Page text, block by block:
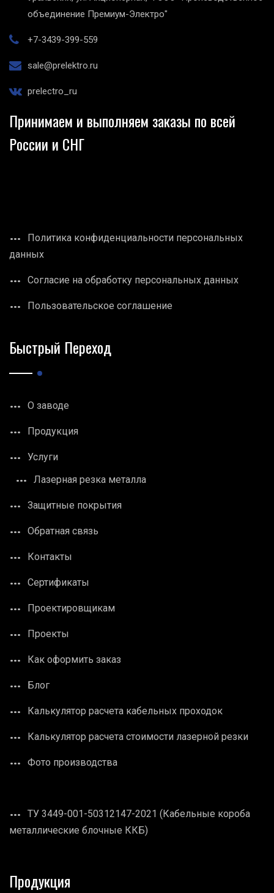
объединение Премиум-Электро"
+7-3439-399-559
sale@prelektro.ru
prelectro_ru
Принимаем и выполняем заказы по всей
России и СНГ
Политика конфиденциальности персональных
данных
Согласие на обработку персональных данных
Пользовательское соглашение
Быстрый Переход
О заводе
Продукция
Услуги
Лазерная резка металла
Защитные покрытия
Обратная связь
Контакты
Сертификаты
Проектировщикам
Проекты
Как оформить заказ
Блог
Калькулятор расчета кабельных проходок
Калькулятор расчета стоимости лазерной резки
Фото производства
ТУ 3449-001-50312147-2021 (Кабельные короба
металлические блочные ККБ)
Продукция